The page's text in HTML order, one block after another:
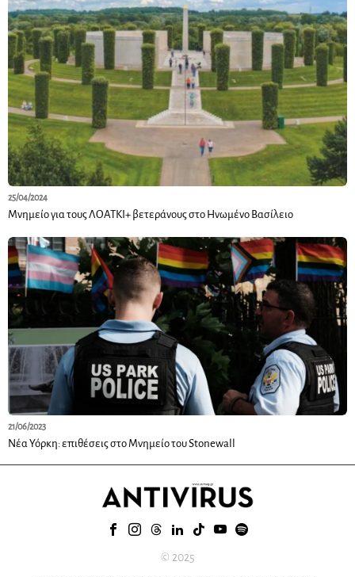
25/04/2024
Μνημείο για τους ΛΟΑΤΚΙ+ βετεράνους στο Ηνωμένο Βασίλειο
21/06/2023
Νέα Υόρκη: επιθέσεις στο Μνημείο του Stonewall
© 2025